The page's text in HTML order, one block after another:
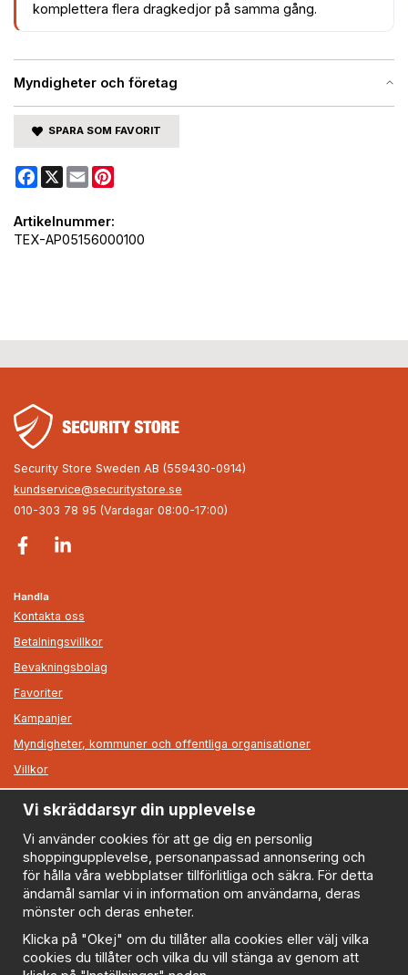
Myndigheter och företag
komplettera flera dragkedjor på samma gång.
SPARA SOM FAVORIT
Facebook
X Email
Artikelnummer:
TEX-AP05156000100
Security Store Sweden AB (559430-0914)
kundservice@securitystore.se
010-303 78 95 (Vardagar 08:00-17:00)
Handla
Kontakta oss
Betalningsvillkor
Bevakningsbolag
Favoriter
Kampanjer
Myndigheter, kommuner och offentliga organisationer
Villkor
Information
Om oss
Nyheter
Nyhetsbrev
Logga in
Om cookies
Cookie inställningar
Vi skräddarsyr din upplevelse
Vi använder cookies för att ge dig en personlig
shoppingupplevelse, personanpassad annonsering och
för hålla våra webbplatser tillförlitliga och säkra. För detta
ändamål samlar vi in information om användarna, deras
mönster och deras enheter.
Klicka på "Okej" om du tillåter alla cookies eller välj vilka
cookies du tillåter och vilka du vill stänga av genom att